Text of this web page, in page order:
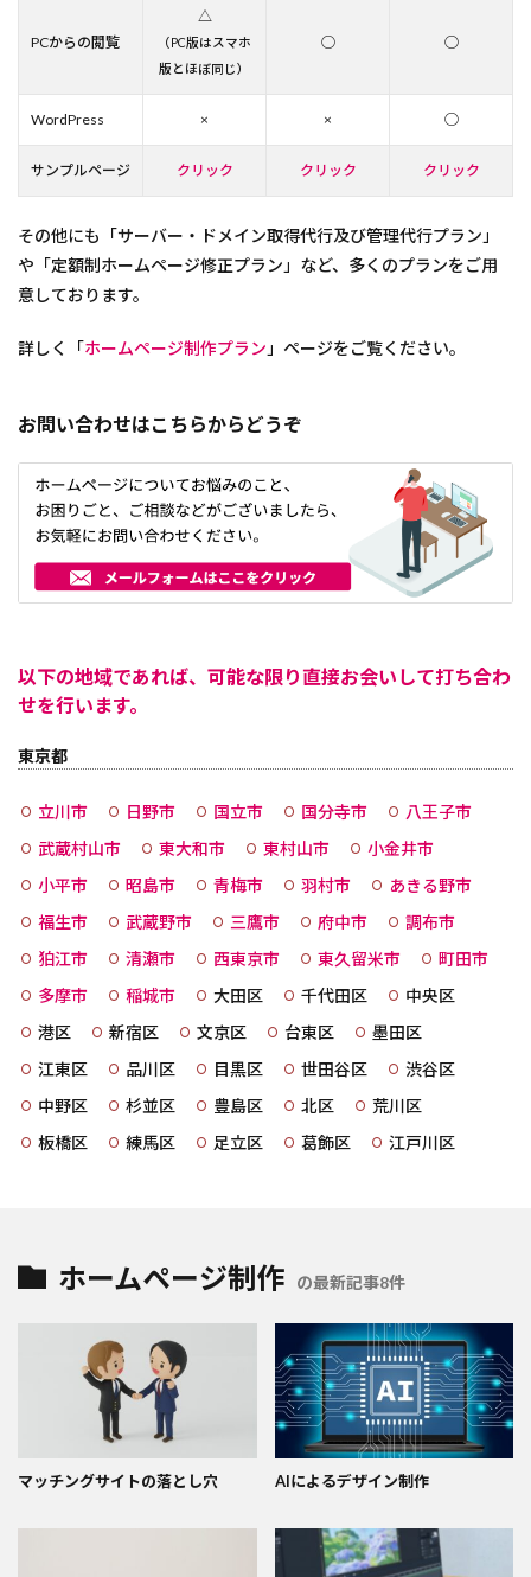
PCからの閲覧
△
（PC版はスマホ
版とほぼ同じ）
◯ ◯
WordPress × × ◯
サンプルページ クリック クリック クリック
その他にも「サーバー・ドメイン取得代行及び管理代行プラン」
や「定額制ホームページ修正プラン」など、多くのプランをご用
意しております。
詳しく「ホームページ制作プラン 」ページをご覧ください。
お問い合わせはこちらからどうぞ
以下の地域であれば、可能な限り直接お会いして打ち合わ
せを行います。
東京都
立川市 日野市 国立市 国分寺市
八王子市
武蔵村山市
東大和市 東村山市
小金井市
小平市
昭島市 青梅市 羽村市
あきる野市
福生市
武蔵野市 三鷹市 府中市
調布市
狛江市
清瀬市 西東京市 東久留米市
町田市
多摩市
稲城市 大田区 千代田区
中央区
港区
新宿区 文京区 台東区
墨田区
江東区
品川区 目黒区 世田谷区
渋谷区
中野区
杉並区 豊島区 北区
荒川区
板橋区
練馬区 足立区 葛飾区 江戸川区
ホームページ制作 の最新記事8件
マッチングサイトの落とし穴 AIによるデザイン制作